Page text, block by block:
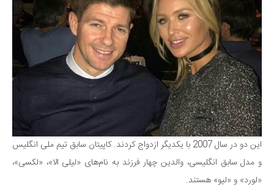
این دو در سال 2007 با یکدیگر ازدواج کردند. کاپیتان سابق تیم ملی انگلیس
و مدل سابق انگلیسی، والدین چهار فرزند به نام‌های «لیلی الا»، «لکسی»،
«لورد» و «لیو» هستند.